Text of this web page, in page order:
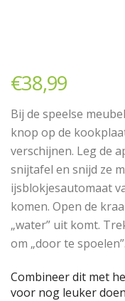
€38,99
Bij de speelse
knop op de
verschijnen. Leg de
snijtafel en snijd ze
ijsblokjesautomaat
komen. Open de
„water” uit komt.
om „door te spoelen”.
Combineer dit met
voor nog leuker